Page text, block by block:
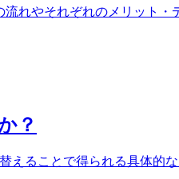
れやそれぞれのメリット・
？
ることで得られる具体的